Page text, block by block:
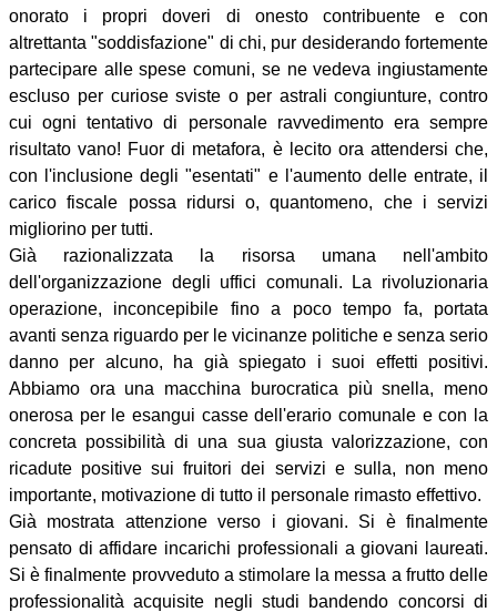
onorato i propri doveri di onesto contribuente e con
altrettanta "soddisfazione" di chi, pur desiderando fortemente
partecipare alle spese comuni, se ne vedeva ingiustamente
escluso per curiose sviste o per astrali congiunture, contro
cui ogni tentativo di personale ravvedimento era sempre
risultato vano! Fuor di metafora, è lecito ora attendersi che,
con l'inclusione degli "esentati" e l'aumento delle entrate, il
carico fiscale possa ridursi o, quantomeno, che i servizi
migliorino per tutti.
Già razionalizzata la risorsa umana nell'ambito
dell'organizzazione degli uffici comunali. La rivoluzionaria
operazione, inconcepibile fino a poco tempo fa, portata
avanti senza riguardo per le vicinanze politiche e senza serio
danno per alcuno, ha già spiegato i suoi effetti positivi.
Abbiamo ora una macchina burocratica più snella, meno
onerosa per le esangui casse dell'erario comunale e con la
concreta possibilità di una sua giusta valorizzazione, con
ricadute positive sui fruitori dei servizi e sulla, non meno
importante, motivazione di tutto il personale rimasto effettivo.
Già mostrata attenzione verso i giovani. Si è finalmente
pensato di affidare incarichi professionali a giovani laureati.
Si è finalmente provveduto a stimolare la messa a frutto delle
professionalità acquisite negli studi bandendo concorsi di